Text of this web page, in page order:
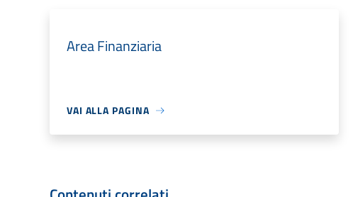
Area Finanziaria
VAI ALLA PAGINA